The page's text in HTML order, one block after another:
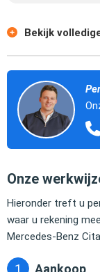
Bekijk
Onze
Hieronder treft u
waar u rekening
Mercedes-Benz
Aankoop